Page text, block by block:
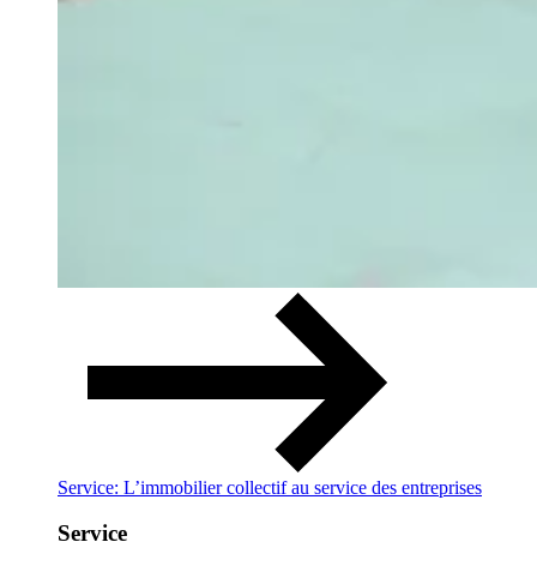
Service: L’immobilier collectif au service des entreprises
Service